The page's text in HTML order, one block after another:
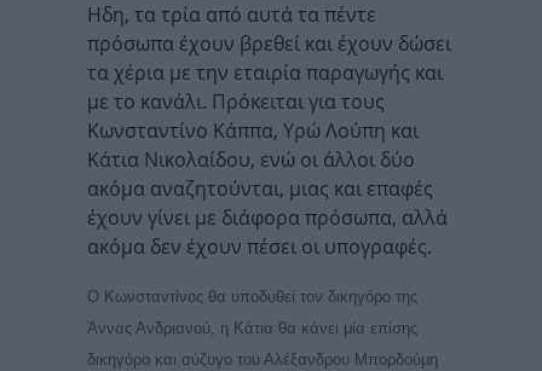
Ηδη, τα τρία από αυτά τα πέντε
πρόσωπα έχουν βρεθεί και έχουν δώσει
τα χέρια με την εταιρία παραγωγής και
με το κανάλι. Πρόκειται για τους
Κωνσταντίνο Κάππα, Υρώ Λούπη και
Κάτια Νικολαίδου, ενώ οι άλλοι δύο
ακόμα αναζητούνται, μιας και επαφές
έχουν γίνει με διάφορα πρόσωπα, αλλά
ακόμα δεν έχουν πέσει οι υπογραφές.
Ο Κωνσταντίνος θα υποδυθεί τον δικηγόρο της
Άννας Ανδριανού, η Κάτια θα κάνει μία επίσης
δικηγόρο και σύζυγο του Αλέξανδρου Μπορδούμη